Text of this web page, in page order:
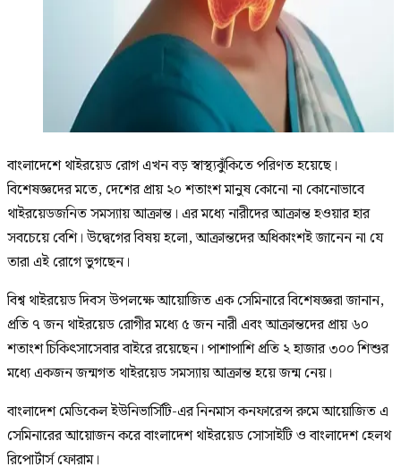
বাংলাদেশে থাইরয়েড রোগ এখন বড় স্বাস্থ্যঝুঁকিতে পরিণত হয়েছে।
বিশেষজ্ঞদের মতে, দেশের প্রায় ২০ শতাংশ মানুষ কোনো না কোনোভাবে
থাইরয়েডজনিত সমস্যায় আক্রান্ত। এর মধ্যে নারীদের আক্রান্ত হওয়ার হার
সবচেয়ে বেশি। উদ্বেগের বিষয় হলো, আক্রান্তদের অধিকাংশই জানেন না যে
তারা এই রোগে ভুগছেন।
বিশ্ব থাইরয়েড দিবস উপলক্ষে আয়োজিত এক সেমিনারে বিশেষজ্ঞরা জানান,
প্রতি ৭ জন থাইরয়েড রোগীর মধ্যে ৫ জন নারী এবং আক্রান্তদের প্রায় ৬০
শতাংশ চিকিৎসাসেবার বাইরে রয়েছেন। পাশাপাশি প্রতি ২ হাজার ৩০০ শিশুর
মধ্যে একজন জন্মগত থাইরয়েড সমস্যায় আক্রান্ত হয়ে জন্ম নেয়।
বাংলাদেশ মেডিকেল ইউনিভার্সিটি-এর নিনমাস কনফারেন্স রুমে আয়োজিত এ
সেমিনারের আয়োজন করে বাংলাদেশ থাইরয়েড সোসাইটি ও বাংলাদেশ হেলথ
রিপোর্টার্স ফোরাম।